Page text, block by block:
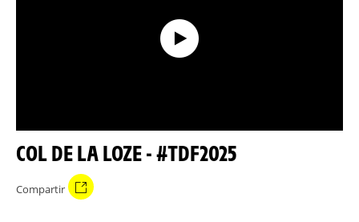
COL DE LA LOZE - #TDF2025
Compartir